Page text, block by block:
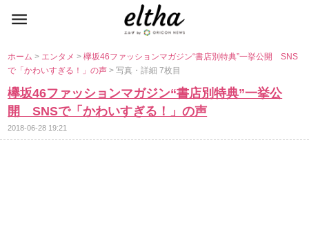
ホーム> エンタメ>欅坂46ファッションマガジン“書店別特典”一挙公開 SNS
で「かわいすぎる！」の声> 写真・詳細 7枚目
欅坂46ファッションマガジン“書店別特典”一挙公
開 SNSで「かわいすぎる！」の声
2018-06-28 19:21